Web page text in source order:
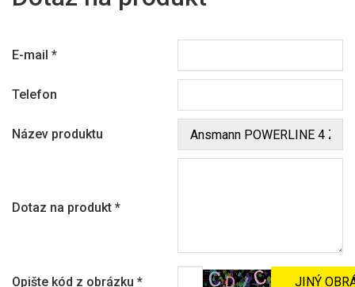
E-mail *
Telefon
Název produktu
Dotaz na produkt *
Opište kód z obrázku *